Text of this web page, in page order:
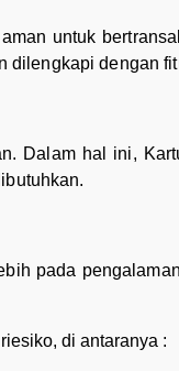
untuk
dengan
Dalam hal ini,
pada
di antaranya :